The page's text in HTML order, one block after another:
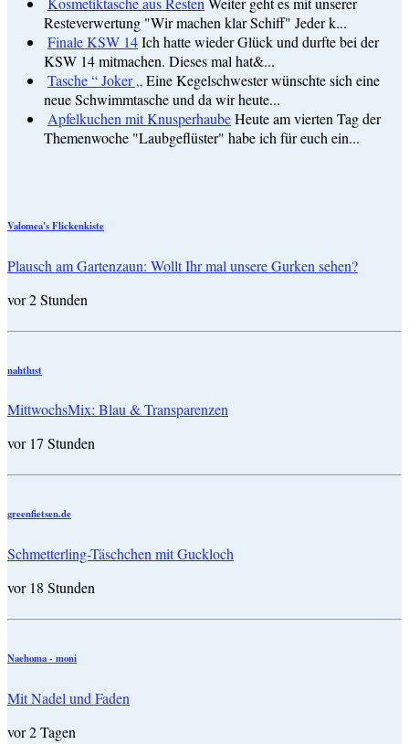
Resteverwertung "Wir machen klar Schiff" Jeder k...
Finale KSW 14Ich hatte wieder Glück und durfte bei der
KSW 14 mitmachen. Dieses mal hat&...
Tasche “ Joker „ Eine Kegelschwester wünschte sich eine
neue Schwimmtasche und da wir heute...
Apfelkuchen mit KnusperhaubeHeute am vierten Tag der
Themenwoche "Laubgeflüster" habe ich für euch ein...
Valomea's Flickenkiste
Plausch am Gartenzaun: Wollt Ihr mal unsere Gurken sehen?
vor 2 Stunden
nahtlust
MittwochsMix: Blau & Transparenzen
vor 17 Stunden
greenfietsen.de
Schmetterling-Täschchen mit Guckloch
vor 18 Stunden
Naehoma - moni
Mit Nadel und Faden
vor 2 Tagen